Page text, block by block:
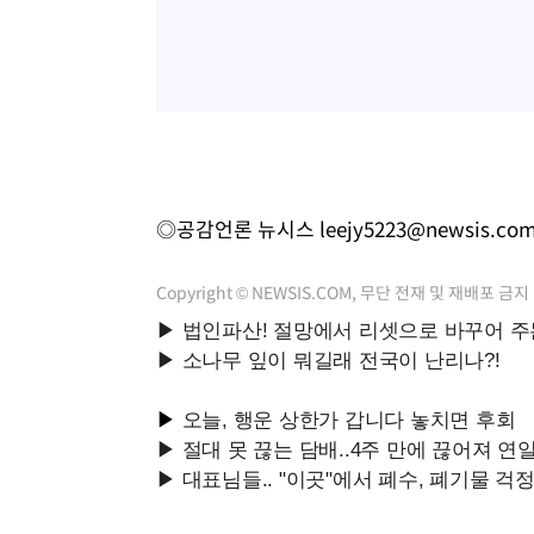
◎공감언론 뉴시스
Copyright © NEWSIS.COM, 무단 전재 및 재배포 금지